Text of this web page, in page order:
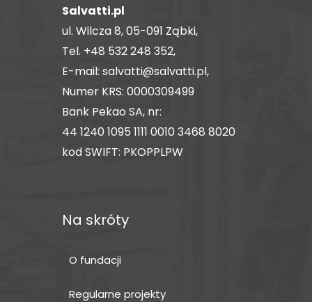
Salvatti.pl
ul. Wilcza 8, 05-091 Ząbki,
Tel. +48 532 248 352,
E-mail: salvatti@salvatti.pl,
Numer KRS: 0000309499
Bank Pekao SA, nr:
44 1240 1095 1111 0010 3468 8020
kod SWIFT: PKOPPLPW
Na skróty
O fundacji
Regularne projekty